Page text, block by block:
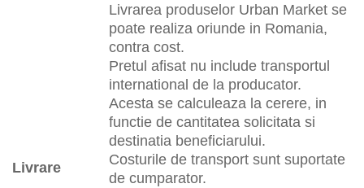
Livrare
Livrarea produselor Urban Market se
poate realiza oriunde in Romania,
contra cost.
Pretul afisat nu include transportul
international de la producator.
Acesta se calculeaza la cerere, in
functie de cantitatea solicitata si
destinatia beneficiarului.
Costurile de transport sunt suportate
de cumparator.